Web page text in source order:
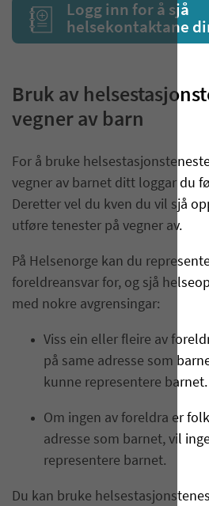
Logg inn for å sjå
helsekontaktane
Bruk av
vegner av barn
For å bruke
vegner av barnet ditt loggar du
Deretter vel du kven du vil sjå
utføre tenester på vegner av.
På Helsenorge kan du
foreldreansvar for, og sjå
med nokre avgrensingar:
Viss ein eller fleire av
på same adresse som
kunne representere barnet.
Om ingen av foreldra er
adresse som barnet, vil
representere barnet.
Du kan bruke